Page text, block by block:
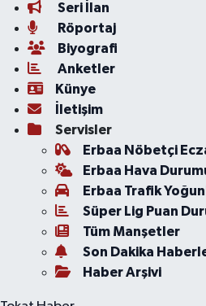
Seri İlan
Röportaj
Biyografi
Anketler
Künye
İletişim
Servisler
Erbaa Nöbetçi
Erbaa Hava
Erbaa Trafik
Süper Lig Puan
Tüm Manşetler
Son Dakika
Haber Arşivi